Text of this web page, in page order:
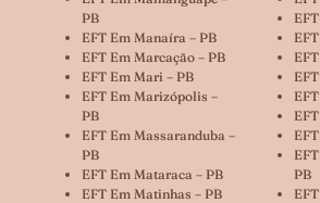
PB
EFT Em Manaíra – PB
EFT Em Marcação – PB
EFT Em Mari – PB
EFT Em Marizópolis –
PB
EFT Em Massaranduba –
PB
EFT Em Mataraca – PB
EFT Em Matinhas – PB
PB